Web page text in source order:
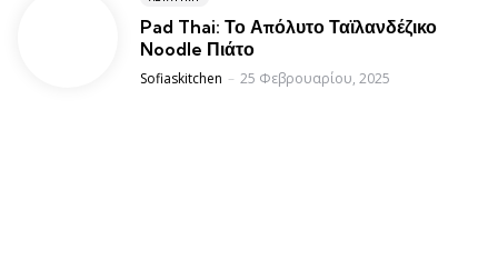
Pad Thai: Το Απόλυτο Ταϊλανδέζικο
Noodle Πιάτο
Posted
Sofiaskitchen 25 Φεβρουαρίου, 2025